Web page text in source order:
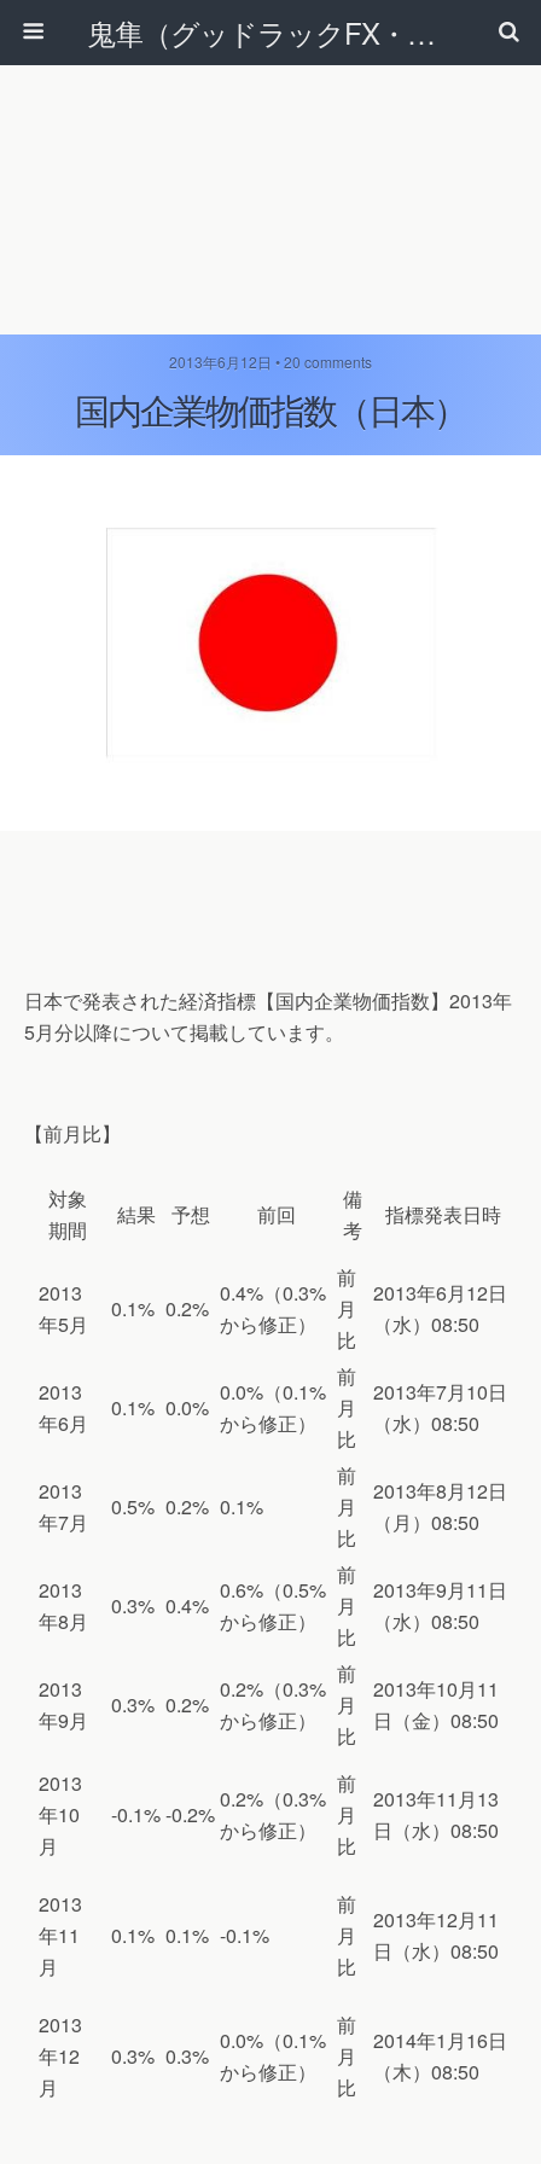
鬼隼（グッドラックFX・改）
2013年6月12日 • 20 comments
国内企業物価指数（日本）
日本で発表された経済指標【国内企業物価指数】2013年
5月分以降について掲載しています。
【前月比】
対象
期間
結果 予想 前回
備
考
指標発表日時
2013
年5月
0.1% 0.2%
0.4%（0.3%
から修正）
前
月
比
2013年6月12日
（水）08:50
2013
年6月
0.1% 0.0%
0.0%（0.1%
から修正）
前
月
比
2013年7月10日
（水）08:50
2013
年7月
0.5% 0.2% 0.1%
前
月
比
2013年8月12日
（月）08:50
2013
年8月
0.3% 0.4%
0.6%（0.5%
から修正）
前
月
比
2013年9月11日
（水）08:50
2013
年9月
0.3% 0.2%
0.2%（0.3%
から修正）
前
月
比
2013年10月11
日（金）08:50
2013
年10
月
-0.1%-0.2%
0.2%（0.3%
から修正）
前
月
比
2013年11月13
日（水）08:50
2013
年11
月
0.1% 0.1% -0.1%
前
月
比
2013年12月11
日（水）08:50
2013
年12
月
0.3% 0.3%
0.0%（0.1%
から修正）
前
月
比
2014年1月16日
（木）08:50